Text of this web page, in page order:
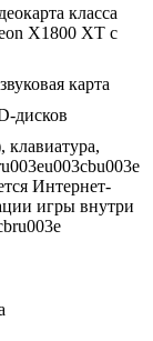
класса
X1800 XT с
карта
дисков
клавиатура,
Интернет-
игры внутри